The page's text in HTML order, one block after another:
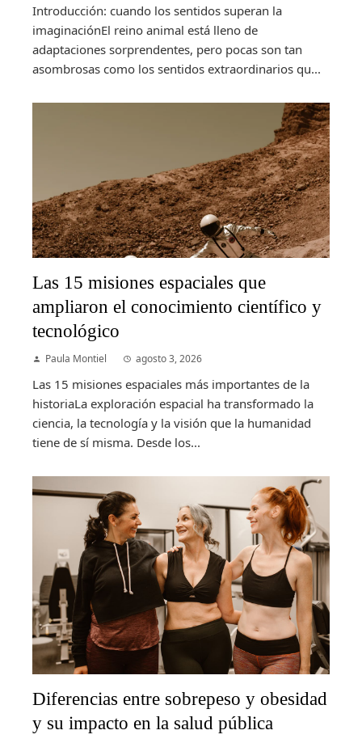
Introducción: cuando los sentidos superan la
imaginaciónEl reino animal está lleno de
adaptaciones sorprendentes, pero pocas son tan
asombrosas como los sentidos extraordinarios qu...
Las 15 misiones espaciales que
ampliaron el conocimiento científico y
tecnológico
Paula Montiel agosto 3, 2026
Las 15 misiones espaciales más importantes de la
historiaLa exploración espacial ha transformado la
ciencia, la tecnología y la visión que la humanidad
tiene de sí misma. Desde los...
Diferencias entre sobrepeso y obesidad
y su impacto en la salud pública